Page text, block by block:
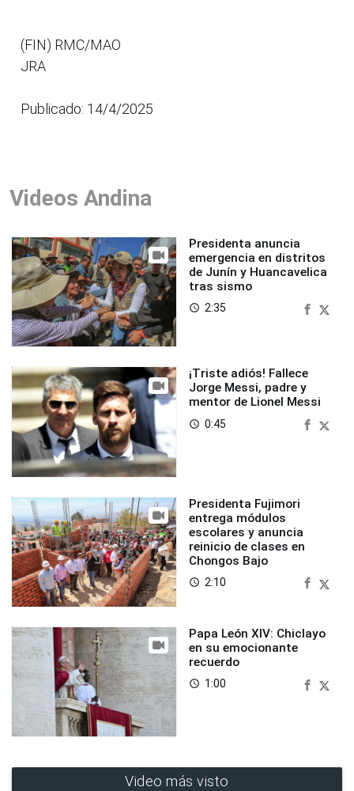
(FIN) RMC/MAO
JRA
Publicado: 14/4/2025
Videos Andina
Presidenta anuncia
emergencia en distritos
de Junín y Huancavelica
tras sismo
access_time 2:35
¡Triste adiós! Fallece
Jorge Messi, padre y
mentor de Lionel Messi
access_time 0:45
Presidenta Fujimori
entrega módulos
escolares y anuncia
reinicio de clases en
Chongos Bajo
access_time 2:10
Papa León XIV: Chiclayo
en su emocionante
recuerdo
access_time 1:00
Video más visto